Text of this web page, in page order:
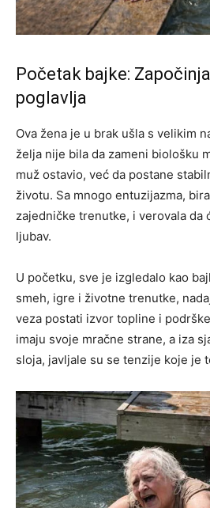
Početak bajke:
poglavlja
Ova žena je u brak ušla s velikim
želja nije bila da zameni biološku
muž ostavio, već da postane
životu. Sa mnogo entuzijazma,
zajedničke trenutke, i verovala da
ljubav.
U početku, sve je izgledalo kao
smeh, igre i životne trenutke,
veza postati izvor topline i
imaju svoje mračne strane, a iza
sloja, javljale su se tenzije koje je